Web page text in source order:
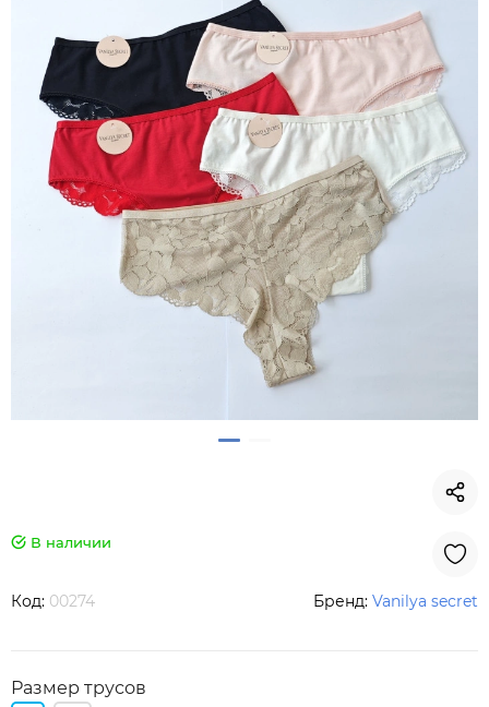
В наличии
Код: 00274 Бренд: Vanilya secret
Размер трусов